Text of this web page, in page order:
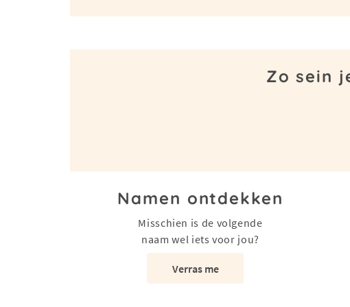
Zo sein
Namen ontdekken
Misschien is de volgende
naam wel iets voor jou?
Verras me